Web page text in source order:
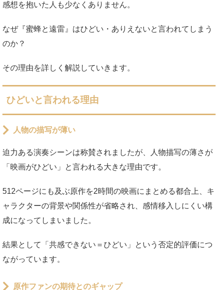
感想を抱いた人も少なくありません。
なぜ『蜜蜂と遠雷』はひどい・ありえないと言われてしまう
のか？
その理由を詳しく解説していきます。
ひどいと言われる理由
人物の描写が薄い
迫力ある演奏シーンは称賛されましたが、人物描写の薄さが
「映画がひどい」と言われる大きな理由です。
512ページにも及ぶ原作を2時間の映画にまとめる都合上、キ
ャラクターの背景や関係性が省略され、感情移入しにくい構
成になってしまいました。
結果として「共感できない＝ひどい」という否定的評価につ
ながっています。
原作ファンの期待とのギャップ